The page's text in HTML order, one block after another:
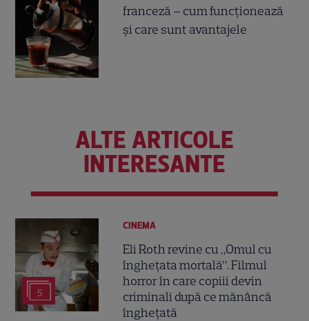
franceză – cum funcționează
și care sunt avantajele
ALTE ARTICOLE
INTERESANTE
5
CINEMA
Eli Roth revine cu „Omul cu
înghețata mortală”. Filmul
horror în care copiii devin
criminali după ce mănâncă
înghețată